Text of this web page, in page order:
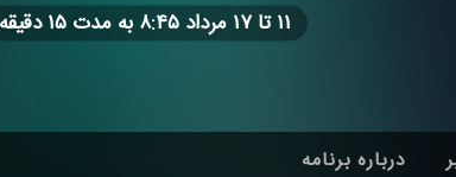
۱۱ تا ۱۷ مرداد ۸:۴۵ به مدت ۱۵ دقیقه
درباره برنامه